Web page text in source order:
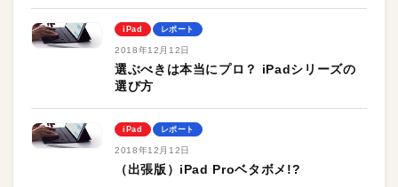
iPad レポート
2018年12月12日
選ぶべきは本当にプロ？ iPadシリーズの
選び方
iPad レポート
2018年12月12日
（出張版）iPad Proベタボメ!?